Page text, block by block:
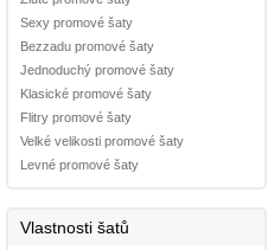
Sexy promové šaty
Bezzadu promové šaty
Jednoduchý promové šaty
Klasické promové šaty
Flitry promové šaty
Velké velikosti promové šaty
Levné promové šaty
Vlastnosti šatů